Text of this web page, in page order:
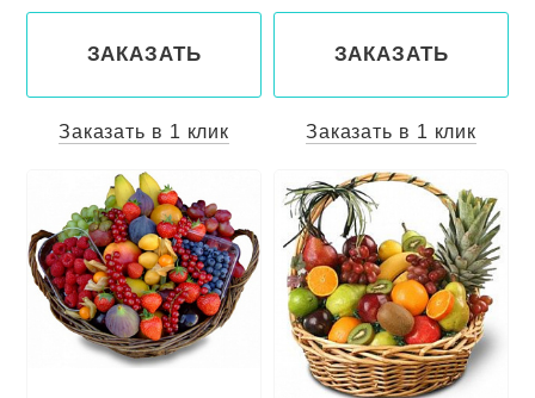
ЗАКАЗАТЬ
Заказать в 1 клик
ЗАКАЗАТЬ
Заказать в 1 клик